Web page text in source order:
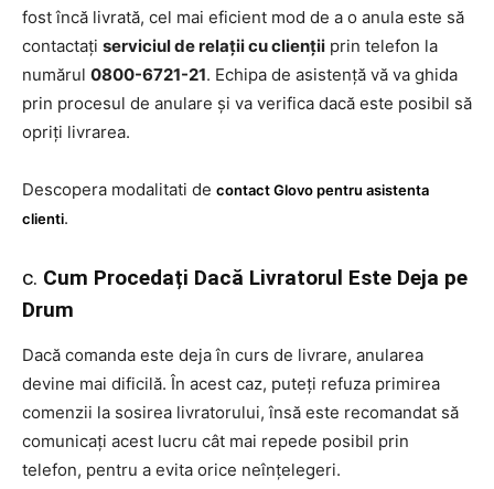
fost încă livrată, cel mai eficient mod de a o anula este să
contactați serviciul de relații cu clienții prin telefon la
numărul 0800-6721-21. Echipa de asistență vă va ghida
prin procesul de anulare și va verifica dacă este posibil să
opriți livrarea.
Descopera modalitati de contact Glovo pentru asistenta
clienti.
c. Cum Procedați Dacă Livratorul Este Deja pe
Drum
Dacă comanda este deja în curs de livrare, anularea
devine mai dificilă. În acest caz, puteți refuza primirea
comenzii la sosirea livratorului, însă este recomandat să
comunicați acest lucru cât mai repede posibil prin
telefon, pentru a evita orice neînțelegeri.